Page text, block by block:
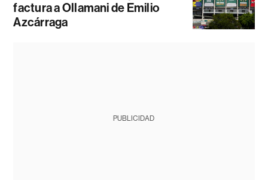
factura a Ollamani de Emilio
Azcárraga
PUBLICIDAD